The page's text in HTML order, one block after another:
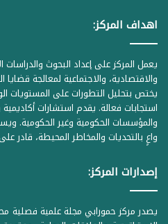
اهداف المركز:
يعمل المركز على إعداد البحوث والدراسات
والاقتصادية، والاجتماعية لمعالجة
يختص بتحليل التطورات على المستويات
استجابات فعالة. يقدم استشارات أكاديمية
والمؤسسات الحكومية وغير الحكومية.
واعٍ بالتحديات والمخاطر المحيطة، قادر
إصدارات المركز: